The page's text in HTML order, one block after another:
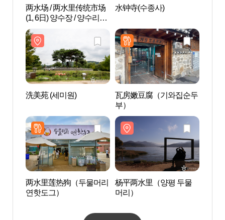
两水场 / 两水里传统市场
(1, 6日) 양수장 / 양수리전
통시장 (1, 6일) 양수장 / 양
수리전통시장 (1, 6 일)
水钟寺(수종사)
洗美苑 (세미원)
瓦房嫩豆腐（기와집순두
부）
两水里莲热狗（두물머리
연핫도그）
杨平两水里（양평 두물
머리）